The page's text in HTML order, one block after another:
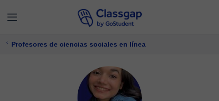
Profesores de ciencias sociales en línea